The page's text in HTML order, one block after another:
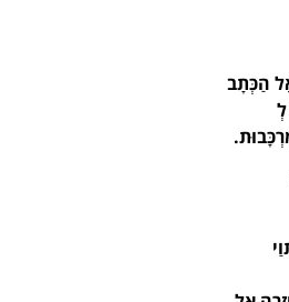
הַכְּתָב